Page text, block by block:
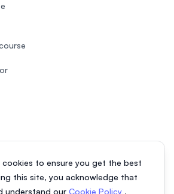
cookies to ensure you get the best
this site, you acknowledge that
understand our Cookie Policy ,
company registration number 200801016907